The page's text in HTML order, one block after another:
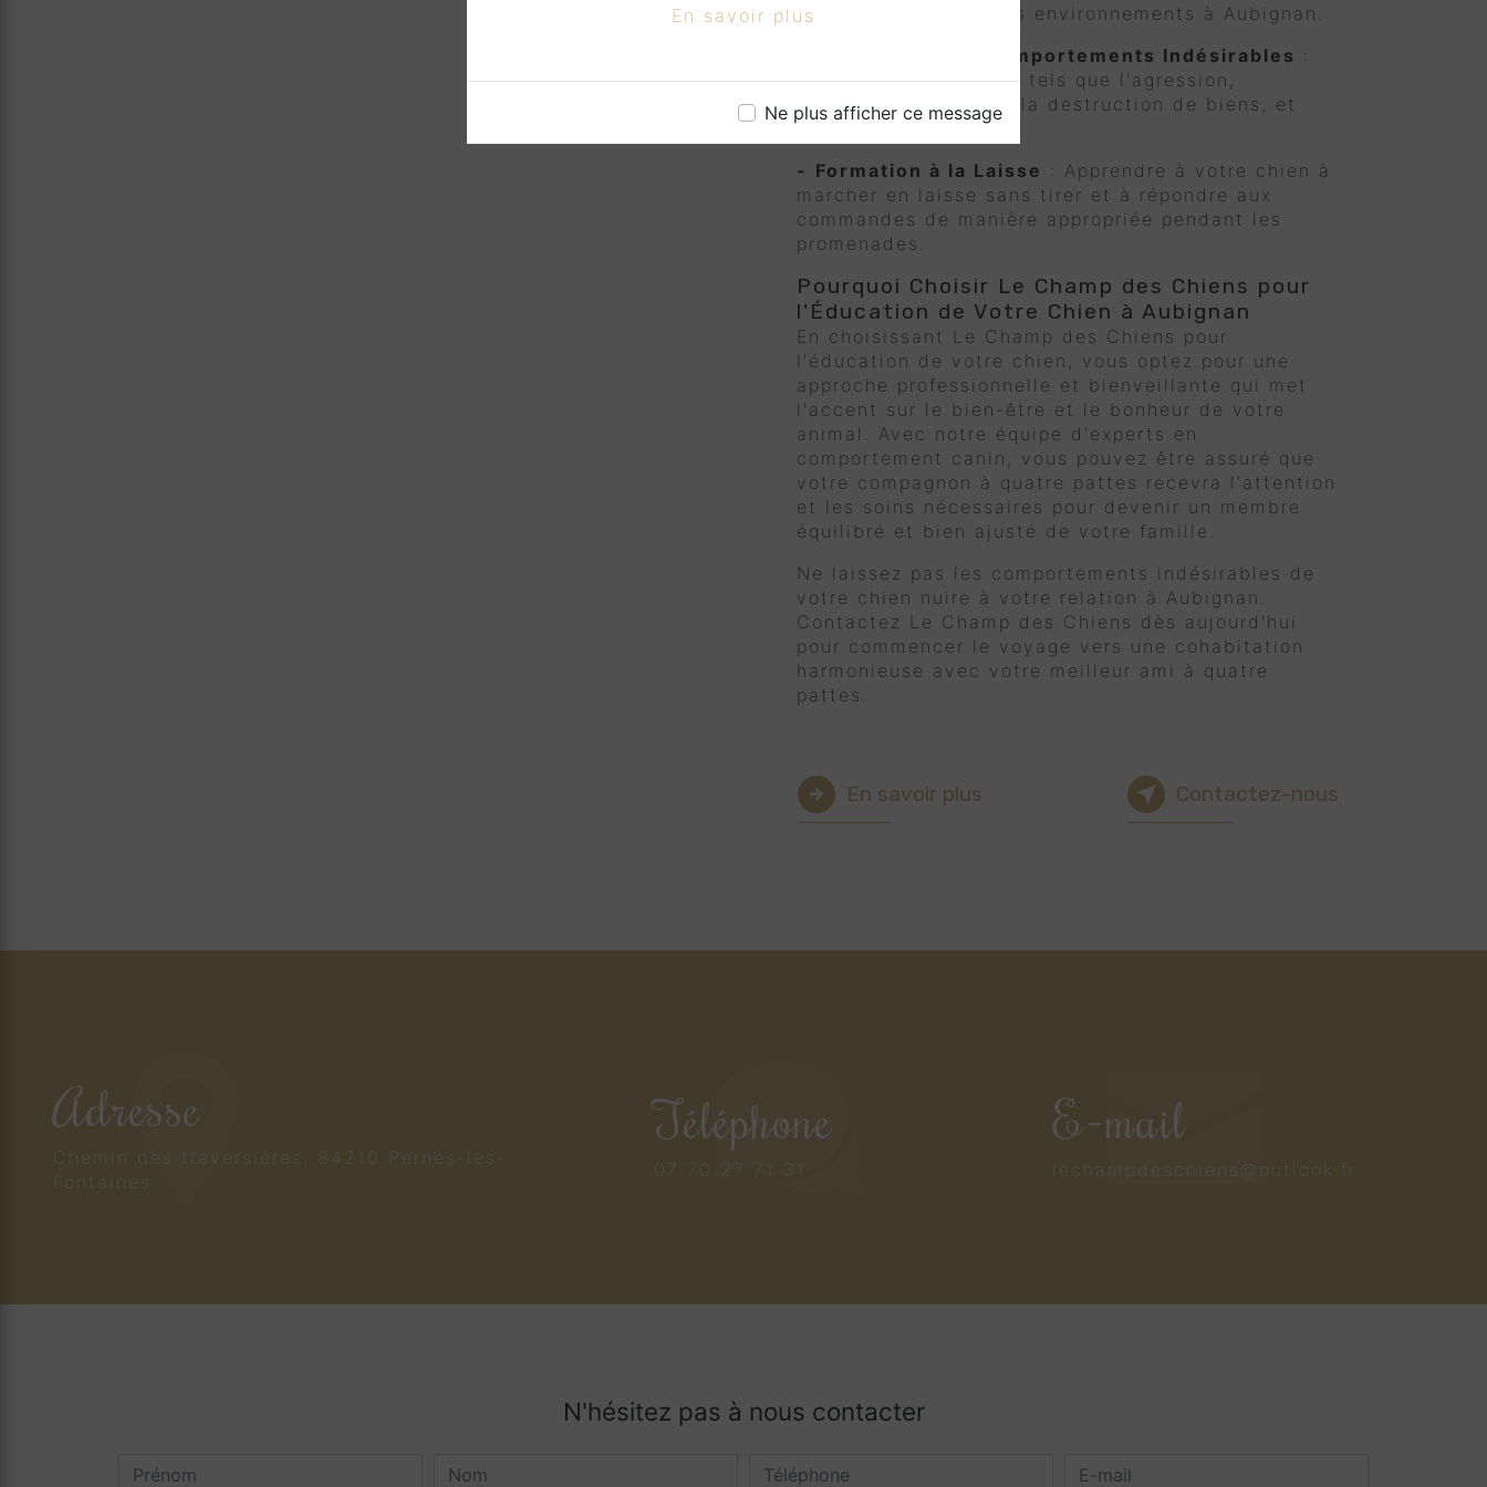
En savoir plus
Ne plus afficher ce message
personnes dans divers environnements à Aubignan.
Correction des Comportements Indésirables :
Traiter des problèmes tels que l'agression,
l'aboiement excessif, la destruction de biens, et
plus encore.
- Formation à la Laisse : Apprendre à votre chien à
marcher en laisse sans tirer et à répondre aux
commandes de manière appropriée pendant les
promenades.
Pourquoi Choisir Le Champ des Chiens pour
l'Éducation de Votre Chien à Aubignan
En choisissant Le Champ des Chiens pour
l'éducation de votre chien, vous optez pour une
approche professionnelle et bienveillante qui met
l'accent sur le bien-être et le bonheur de votre
animal. Avec notre équipe d'experts en
comportement canin, vous pouvez être assuré que
votre compagnon à quatre pattes recevra l'attention
et les soins nécessaires pour devenir un membre
équilibré et bien ajusté de votre famille.
Ne laissez pas les comportements indésirables de
votre chien nuire à votre relation à Aubignan.
Contactez Le Champ des Chiens dès aujourd'hui
pour commencer le voyage vers une cohabitation
harmonieuse avec votre meilleur ami à quatre
pattes.
En savoir plus Contactez-nous
Adresse
Chemin des traversières, 84210 Pernes-les-
Fontaines
Téléphone
07 70 27 71 31
E-mail
lechampdeschiens@outlook.fr
N'hésitez pas à nous contacter